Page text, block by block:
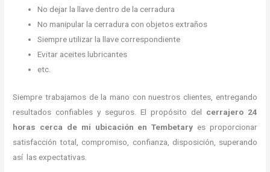
No dejar la llave dentro de la cerradura
No manipular la cerradura con objetos extraños
Siempre utilizar la llave correspondiente
Evitar aceites lubricantes
etc.
Siempre trabajamos de la mano con nuestros clientes, entregando
resultados confiables y seguros. El propósito del cerrajero 24
horas cerca de mi ubicación en Tembetary es proporcionar
satisfacción total, compromiso, confianza, disposición, superando
así las expectativas.